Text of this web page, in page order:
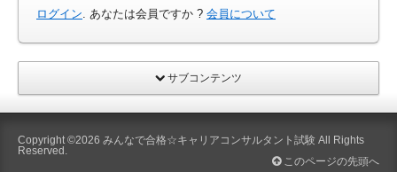
ログイン. あなたは会員ですか ? 会員について
サブコンテンツ
Copyright ©2026 みんなで合格☆キャリアコンサルタント試験 All Rights
Reserved.
このページの先頭へ